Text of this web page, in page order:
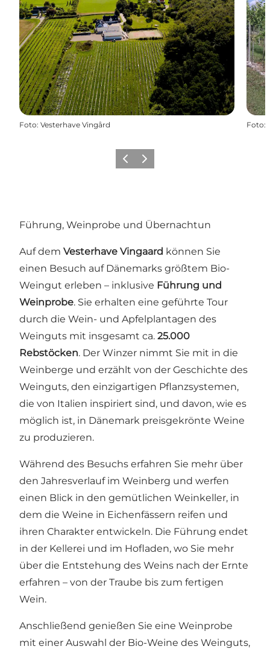
Foto: Vesterhave Vingård Foto:
ZurückWeiter
Führung, Weinprobe und Übernachtun
Auf dem Vesterhave Vingaard können Sie
einen Besuch auf Dänemarks größtem Bio-
Weingut erleben – inklusive Führung und
Weinprobe. Sie erhalten eine geführte Tour
durch die Wein- und Apfelplantagen des
Weinguts mit insgesamt ca. 25.000
Rebstöcken. Der Winzer nimmt Sie mit in die
Weinberge und erzählt von der Geschichte des
Weinguts, den einzigartigen Pflanzsystemen,
die von Italien inspiriert sind, und davon, wie es
möglich ist, in Dänemark preisgekrönte Weine
zu produzieren.
Während des Besuchs erfahren Sie mehr über
den Jahresverlauf im Weinberg und werfen
einen Blick in den gemütlichen Weinkeller, in
dem die Weine in Eichenfässern reifen und
ihren Charakter entwickeln. Die Führung endet
in der Kellerei und im Hofladen, wo Sie mehr
über die Entstehung des Weins nach der Ernte
erfahren – von der Traube bis zum fertigen
Wein.
Anschließend genießen Sie eine Weinprobe
mit einer Auswahl der Bio-Weine des Weinguts,